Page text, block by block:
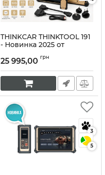
THINKCAR THINKTOOL 191
- Новинка 2025 от
обновления и два года
Артикул:10294
25 995,00 грн
3
5